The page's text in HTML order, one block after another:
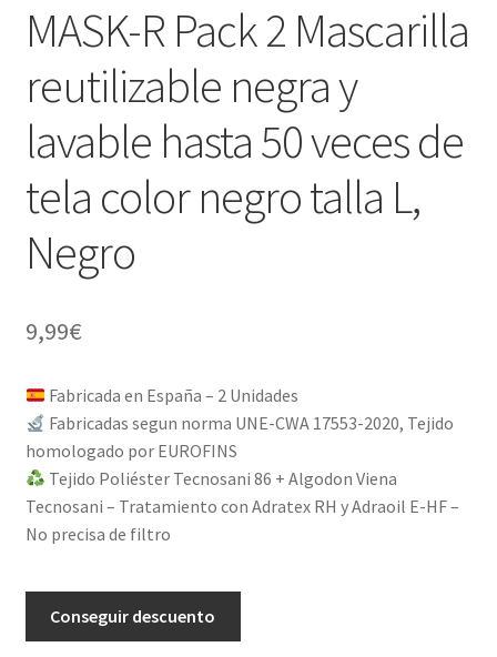
MASK-R Pack 2 Mascarilla
reutilizable negra y
lavable hasta 50 veces de
tela color negro talla L,
Negro
9,99€
Fabricada en España – 2 Unidades
Fabricadas segun norma UNE-CWA 17553-2020, Tejido
homologado por EUROFINS
Tejido Poliéster Tecnosani 86 + Algodon Viena
Tecnosani – Tratamiento con Adratex RH y Adraoil E-HF –
No precisa de filtro
Conseguir descuento